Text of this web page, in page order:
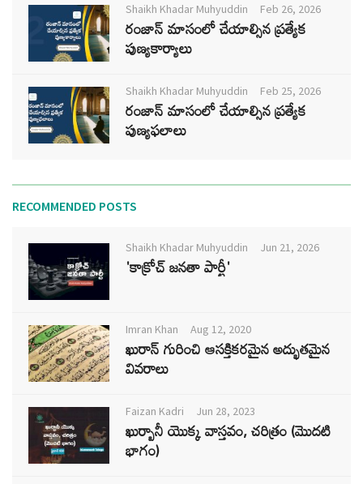
Shaikh Khadar Muhyuddin Feb 26, 2026
రంజాన్ మాసంలో చేయాల్సిన ప్రత్యేక
పుణ్యకార్యాలు
Shaikh Khadar Muhyuddin Feb 25, 2026
రంజాన్ మాసంలో చేయాల్సిన ప్రత్యేక
పుణ్యఫలాలు
RECOMMENDED POSTS
Shaikh Khadar Muhyuddin Jun 21, 2026
'కాక్రోచ్ జనతా పార్టీ'
Imran Khan Aug 12, 2020
ఖురాన్ గురించి ఆసక్తికరమైన అద్భుతమైన
వివరాలు
Faizan Kadri Jun 28, 2023
ఖుర్బానీ యొక్క వాస్తవం, చరిత్రం (మొదటి
భాగం)